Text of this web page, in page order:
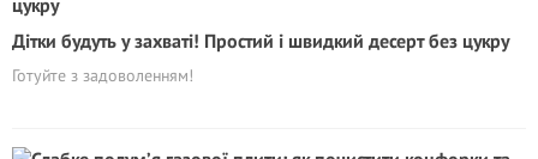
Дітки будуть у захваті! Простий і швидкий десерт без цукру
Готуйте з задоволенням!